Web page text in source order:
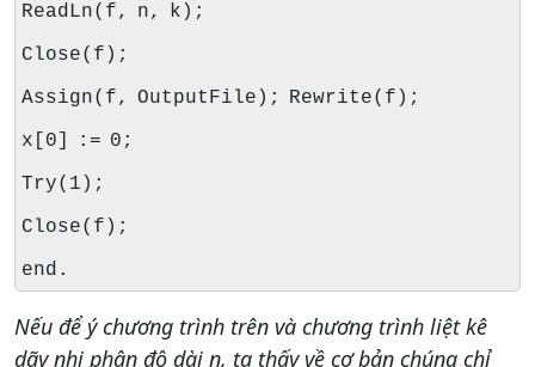
ReadLn(f, n, k);
Close(f);
Assign(f, OutputFile); Rewrite(f);
x[0] := 0;
Try(1);
Close(f);
end.
Nếu để ý chương trình trên và chương trình liệt kê
dãy nhị phân độ dài n, ta thấy về cơ bản chúng chỉ